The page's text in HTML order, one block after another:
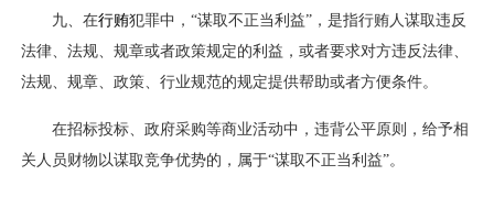
九、在行贿犯罪中，“谋取不正当利益”，是指行贿人谋取违反
法律、法规、规章或者政策规定的利益，或者要求对方违反法律、
法规、规章、政策、行业规范的规定提供帮助或者方便条件。
在招标投标、政府采购等商业活动中，违背公平原则，给予相
关人员财物以谋取竞争优势的，属于“谋取不正当利益”。